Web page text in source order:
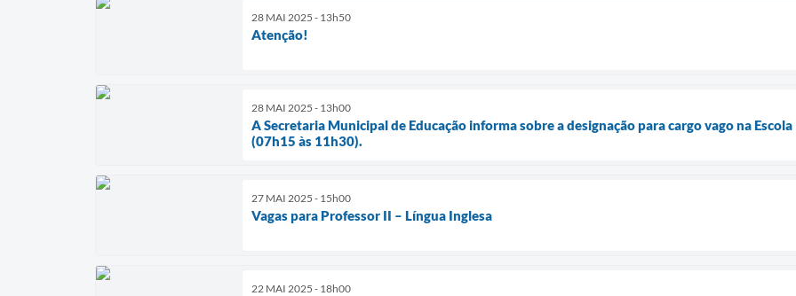
28 MAI 2025 - 13h50
Atenção!
28 MAI 2025 - 13h00
A Secretaria Municipal de Educação informa sobre a designação para cargo vago na
(07h15 às 11h30).
27 MAI 2025 - 15h00
Vagas para Professor II – Língua Inglesa
22 MAI 2025 - 18h00